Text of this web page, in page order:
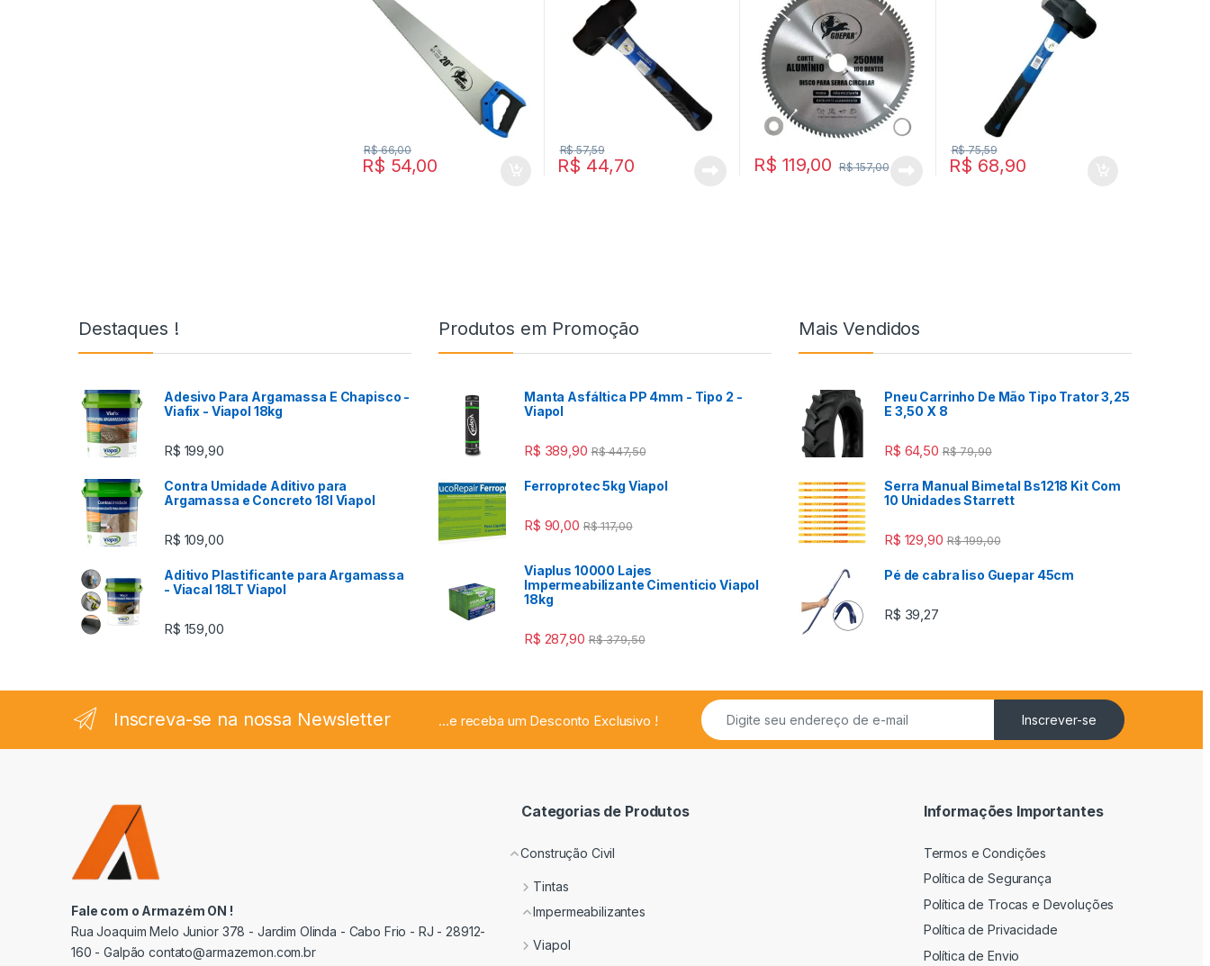
R$ 54,00
R$66,00
R$ 44,70
R$57,59
R$ 119,00 R$157,00 R$ 68,90
R$75,59
Destaques !
Adesivo Para Argamassa E Chapisco -
Viafix - Viapol 18kg
R$ 199,90
Contra Umidade Aditivo para
Argamassa e Concreto 18l Viapol
R$ 109,00
Aditivo Plastificante para Argamassa
- Viacal 18LT Viapol
R$ 159,00
Produtos em Promoção
Manta Asfáltica PP 4mm - Tipo 2 -
Viapol
R$ 389,90 R$447,50
Ferroprotec 5kg Viapol
R$ 90,00 R$117,00
Viaplus 10000 Lajes
Impermeabilizante Cimenticio Viapol
18kg
R$ 287,90 R$379,50
Mais Vendidos
Pneu Carrinho De Mão Tipo Trator 3,25
E 3,50 X 8
R$ 64,50 R$79,90
Serra Manual Bimetal Bs1218 Kit Com
10 Unidades Starrett
R$ 129,90 R$199,00
Pé de cabra liso Guepar 45cm
R$ 39,27
Inscreva-se na nossa Newsletter ...e receba um Desconto Exclusivo ! Inscrever-se
Fale com o Armazém ON !
Rua Joaquim Melo Junior 378 - Jardim Olinda - Cabo Frio - RJ - 28912-
160 - Galpão contato@armazemon.com.br
Categorias de Produtos
Construção Civil
Tintas
Impermeabilizantes
Viapol
Informações Importantes
Termos e Condições
Política de Segurança
Política de Trocas e Devoluções
Política de Privacidade
Política de Envio